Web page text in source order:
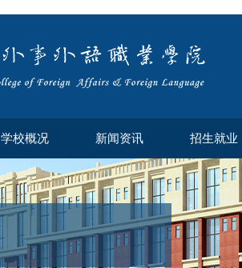
学校概况 新闻资讯 招生就业